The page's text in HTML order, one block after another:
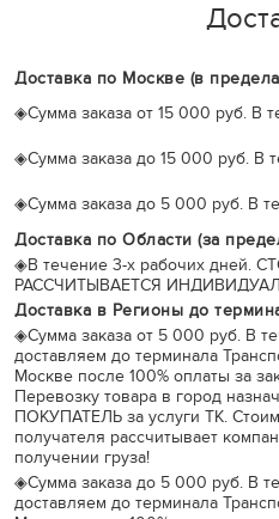
Доставка по Москве (в
◈Сумма заказа от 15 000 руб. В
◈Сумма заказа до 15 000 руб. В
◈Сумма заказа до 5 000 руб. В
Доставка по Области (за
◈В течение 3-х рабочих дней.
РАССЧИТЫВАЕТСЯ
Доставка в Регионы до
◈Сумма заказа от 5 000 руб. В
доставляем до терминала
Москве после 100% оплаты за
Перевозку товара в город
ПОКУПАТЕЛЬ за услуги ТК.
получателя рассчитывает
получении груза!
◈Сумма заказа до 5 000 руб. В
доставляем до терминала